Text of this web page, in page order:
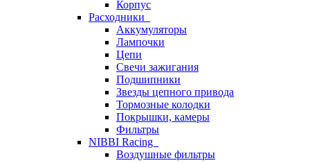
Корпус
Расходники
Аккумуляторы
Лампочки
Цепи
Свечи зажигания
Подшипники
Звезды цепного привода
Тормозные колодки
Покрышки, камеры
Фильтры
NIBBI Racing
Воздушные фильтры